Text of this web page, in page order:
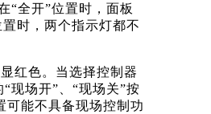
“全开”位置时，面板
置时，两个指示灯都不
红色。当选择控制器
现场开”、“现场关”按
可能不具备现场控制功